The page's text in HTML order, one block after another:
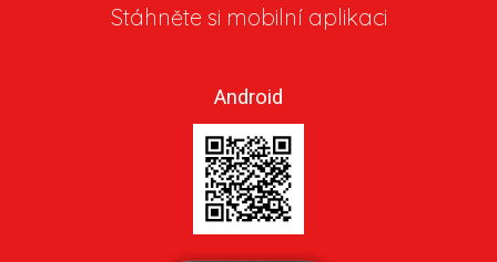
Stáhněte si mobilní aplikaci
Android